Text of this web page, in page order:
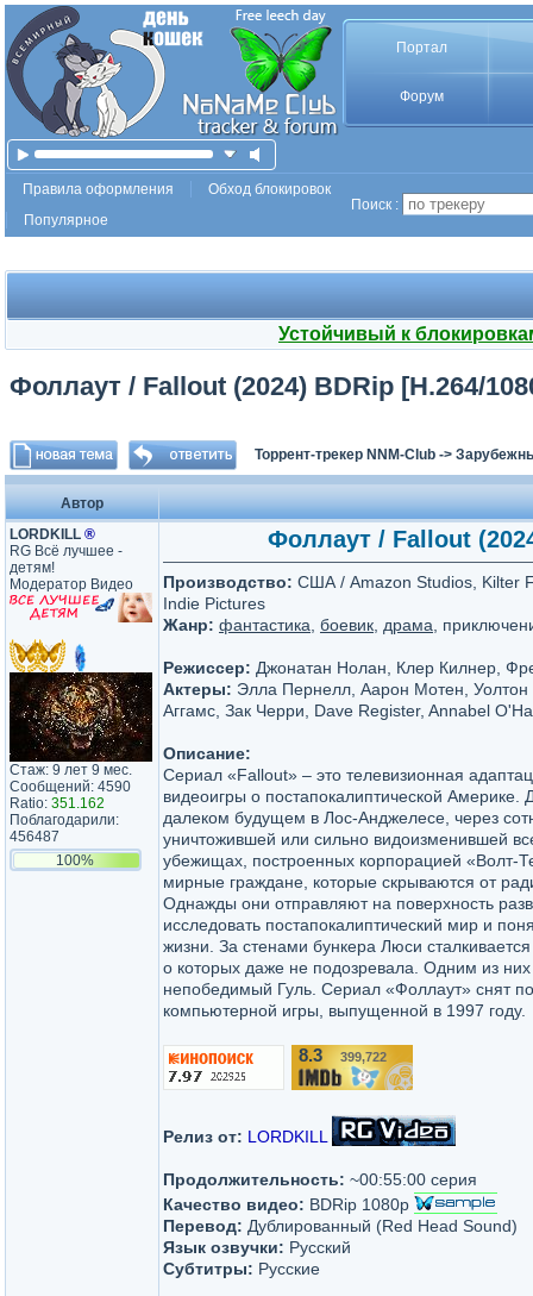
Портал
Форум
Правила оформления
Обход блокировок
Популярное
Поиск :
Устойчивый к
Фоллаут / Fallout (2024) BDRip [H.264/
Торрент-трекер NNM-Club ->
Автор
LORDKILL ®
RG Всё лучшее -
детям!
Модератор Видео
Стаж: 9 лет 9 мес.
Сообщений: 4590
Ratio: 351.162
Поблагодарили:
456487
100%
Фоллаут / Fallout
Производство: США / Amazon Studios, Kilter
Indie Pictures
Жанр: фантастика боевик драма ,
Режиссер: Джонатан Нолан, Клер Килнер,
Актеры: Элла Пернелл, Аарон Мотен, Уолтон
Аггамс, Зак Черри, Dave Register, Annabel
Описание:
Сериал «Fallout» – это телевизионная
видеоигры о постапокалиптической Америке.
далеком будущем в Лос-Анджелесе, через
уничтожившей или сильно видоизменившей
убежищах, построенных корпорацией «Волт-
мирные граждане, которые скрываются от
Однажды они отправляют на поверхность
исследовать постапокалиптический мир и
жизни. За стенами бункера Люси
о которых даже не подозревала. Одним из них
непобедимый Гуль. Сериал «Фоллаут» снят
компьютерной игры, выпущенной в 1997 году.
8.3 399,722
Релиз от: LORDKILL
Продолжительность: ~00:55:00 серия
Качество видео: BDRip 1080p
Перевод: Дублированный (Red Head Sound)
Язык озвучки: Русский
Субтитры: Русские